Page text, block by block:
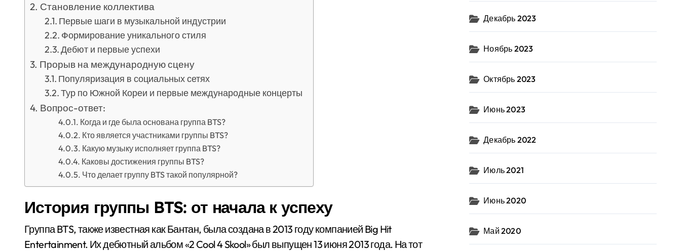
Становление коллектива
Первые шаги в музыкальной индустрии
Формирование уникального стиля
Дебют и первые успехи
Прорыв на международную сцену
Популяризация в социальных сетях
Тур по Южной Кореи и первые международные концерты
Вопрос-ответ:
Когда и где была основана группа BTS?
Кто является участниками группы BTS?
Какую музыку исполняет группа BTS?
Каковы достижения группы BTS?
Что делает группу BTS такой популярной?
История группы BTS: от начала к успеху
Группа BTS, также известная как Бантан, была создана в 2013 году компанией Big Hit
Entertainment. Их дебютный альбом «2 Cool 4 Skool» был выпущен 13 июня 2013 года. На тот
Декабрь 2023
Ноябрь 2023
Октябрь 2023
Июнь 2023
Декабрь 2022
Июль 2021
Июнь 2020
Май 2020